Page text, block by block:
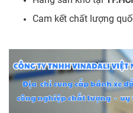
Cam kết chất lượng